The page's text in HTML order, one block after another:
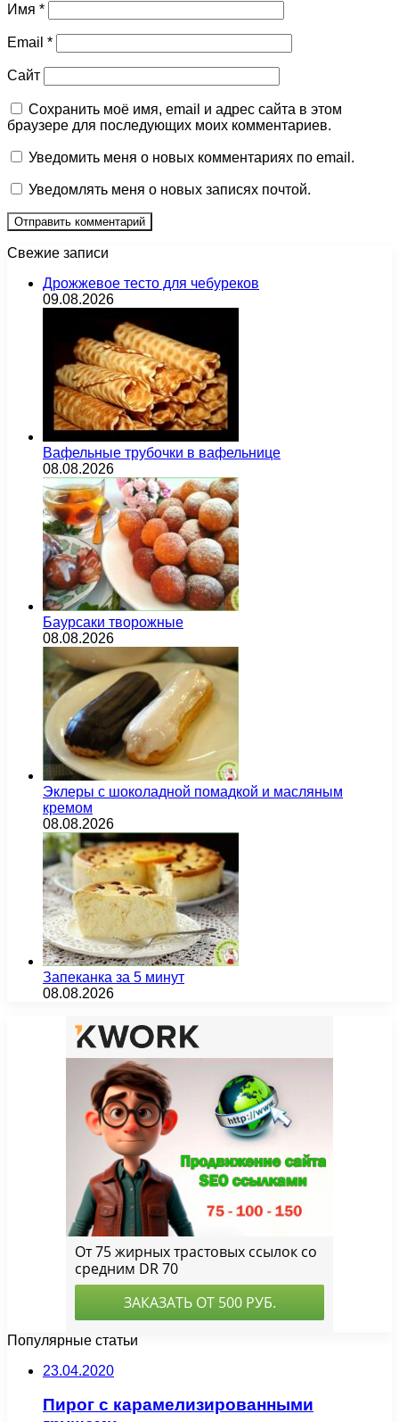
Имя *
Email *
Сайт
Сохранить моё имя, email и адрес сайта в этом
браузере для последующих моих комментариев.
Уведомить меня о новых комментариях по email.
Уведомлять меня о новых записях почтой.
Свежие записи
Дрожжевое тесто для чебуреков
09.08.2026
Вафельные трубочки в вафельнице
08.08.2026
Баурсаки творожные
08.08.2026
Эклеры с шоколадной помадкой и масляным
кремом
08.08.2026
Запеканка за 5 минут
08.08.2026
Популярные статьи
23.04.2020
Пирог с карамелизированными